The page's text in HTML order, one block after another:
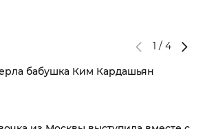
1 / 4
бабушка Ким Кардашьян